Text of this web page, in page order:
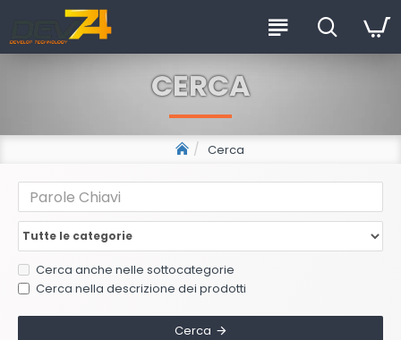
Cerca
CERCA
Cerca anche nelle sottocategorie
Cerca nella descrizione dei prodotti
Cerca